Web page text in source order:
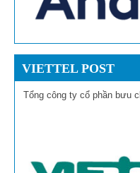
VIETTEL POST
Tổng công ty cổ phần bưu